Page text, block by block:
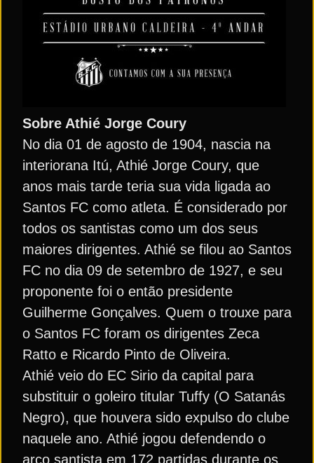
Sobre Athié Jorge Coury
No dia 01 de agosto de 1904, nascia na
interiorana Itú, Athié Jorge Coury, que
anos mais tarde teria sua vida ligada ao
Santos FC como atleta. É considerado por
todos os santistas como um dos seus
maiores dirigentes. Athié se filou ao Santos
FC no dia 09 de setembro de 1927, e seu
proponente foi o então presidente
Guilherme Gonçalves. Quem o trouxe para
o Santos FC foram os dirigentes Zeca
Ratto e Ricardo Pinto de Oliveira.
Athié veio do EC Sirio da capital para
substituir o goleiro titular Tuffy (O Satanás
Negro), que houvera sido expulso do clube
naquele ano. Athié jogou defendendo o
arco santista em 172 partidas durante os